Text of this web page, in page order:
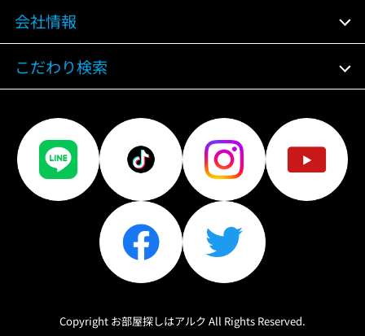
会社情報
こだわり検索
Copyright お部屋探しはアルク All Rights Reserved.